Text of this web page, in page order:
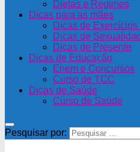
Dietas e Regimes
Dicas para as mães
Dicas de
Dicas de
Dicas de Presente
Dicas de Educação
Enem e Concursos
Curso de TCC
Dicas de Saúde
Curso de Saúde
Pesquisar por: